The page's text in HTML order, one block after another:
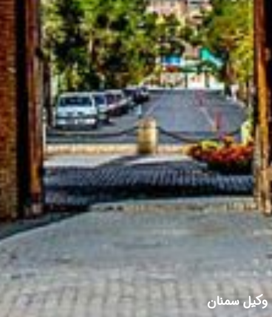
وکیل سمنان